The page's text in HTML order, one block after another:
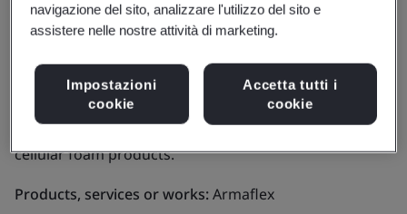
Armacell (Suzhou)
Limited
Business scope:The manufacture of elastomeric
cellular foam products.
Products, services or works:Armaflex
navigazione del sito, analizzare l'utilizzo del sito e
assistere nelle nostre attività di marketing.
Impostazioni
cookie
Accetta tutti i
cookie